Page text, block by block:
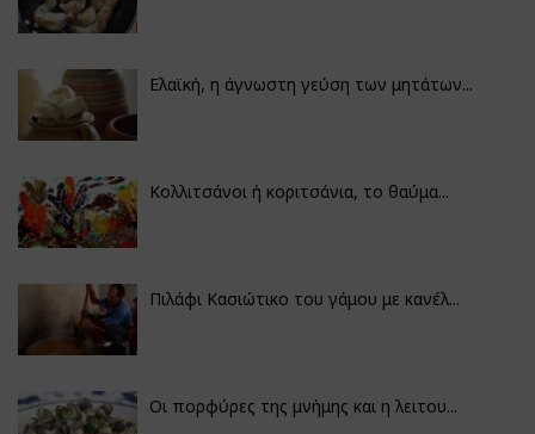
Ελαϊκή, η άγνωστη γεύση των μητάτων...
Κολλιτσάνοι ή κοριτσάνια, το θαύμα...
Πιλάφι Κασιώτικο του γάμου με κανέλ...
Οι πορφύρες της μνήμης και η λειτου...